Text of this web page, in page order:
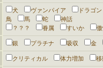
犬 ヴァンパイア
ドラゴ
鳥
馬 蛇
神話
？？？
眷属 すいか
銀 プラチナ 吸収 金
クリティカル 体力増加